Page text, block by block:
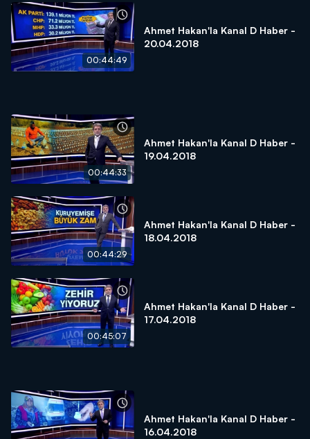
00:44:49
Ahmet Hakan'la Kanal D Haber -
20.04.2018
00:44:33
Ahmet Hakan'la Kanal D Haber -
19.04.2018
00:44:29
Ahmet Hakan'la Kanal D Haber -
18.04.2018
00:45:07
Ahmet Hakan'la Kanal D Haber -
17.04.2018
Ahmet Hakan'la Kanal D Haber -
16.04.2018